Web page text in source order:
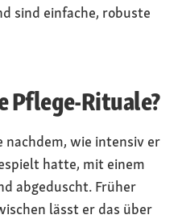
sind einfache, robuste
Pflege-Rituale?
wie intensiv er
hatte, mit einem
abgeduscht. Früher
lässt er das über